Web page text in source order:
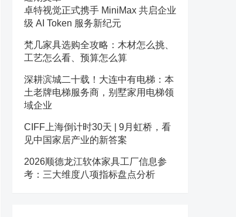
卓特视觉正式携手 MiniMax 共启企业
级 AI Token 服务新纪元
梵几家具选购全攻略：木材怎么挑、
工艺怎么看、预算怎么算
深耕滨城二十载！大连中有电梯：本
土老牌电梯服务商，别墅家用电梯领
域企业
CIFF上海倒计时30天 | 9月虹桥，看
见中国家居产业的新答案
2026顺德龙江软体家具工厂信息参
考：三大维度八项指标盘点分析